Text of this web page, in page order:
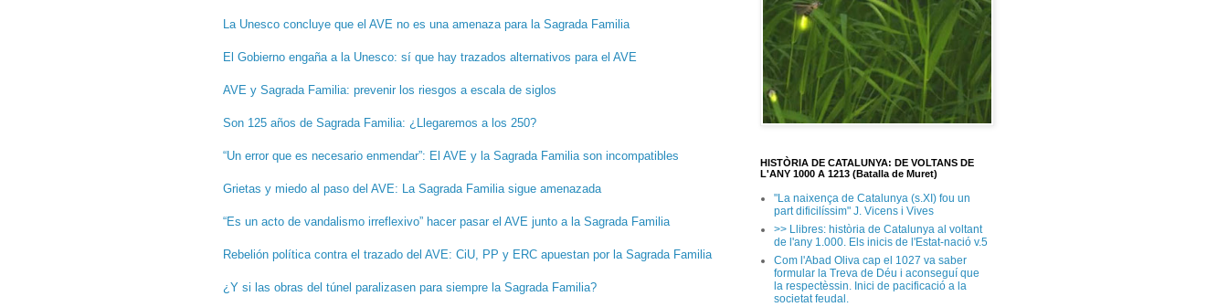
La Unesco concluye que el AVE no es una amenaza para la Sagrada Familia
El Gobierno engaña a la Unesco: sí que hay trazados alternativos para el AVE
AVE y Sagrada Familia: prevenir los riesgos a escala de siglos
Son 125 años de Sagrada Familia: ¿Llegaremos a los 250?
“Un error que es necesario enmendar”: El AVE y la Sagrada Familia son incompatibles
Grietas y miedo al paso del AVE: La Sagrada Familia sigue amenazada
“Es un acto de vandalismo irreflexivo” hacer pasar el AVE junto a la Sagrada Familia
Rebelión política contra el trazado del AVE: CiU, PP y ERC apuestan por la Sagrada Familia
¿Y si las obras del túnel paralizasen para siempre la Sagrada Familia?
HISTÒRIA DE CATALUNYA: DE VOLTANS DE
L'ANY 1000 A 1213 (Batalla de Muret)
"La naixença de Catalunya (s.XI) fou un
part dificilíssim" J. Vicens i Vives
>> Llibres: història de Catalunya al voltant
de l'any 1.000. Els inicis de l'Estat-nació v.5
Com l'Abad Oliva cap el 1027 va saber
formular la Treva de Déu i aconseguí que
la respectèssin. Inici de pacificació a la
societat feudal.